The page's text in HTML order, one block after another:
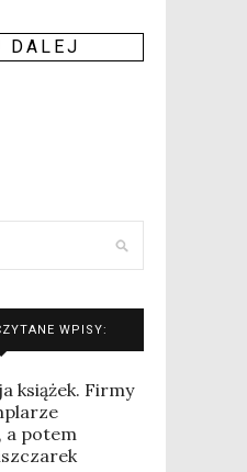
DALEJ
WPISY:
książek. Firmy
a potem